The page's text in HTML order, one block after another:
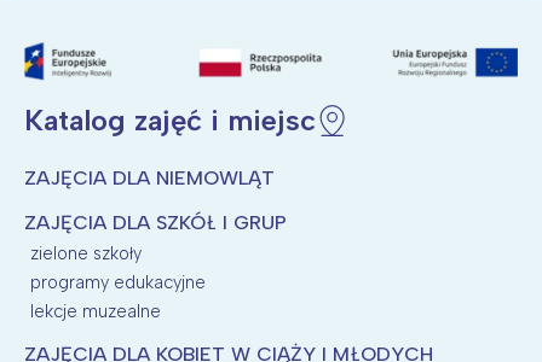
Katalog zajęć i miejsc
ZAJĘCIA DLA NIEMOWLĄT
ZAJĘCIA DLA SZKÓŁ I GRUP
zielone szkoły
programy edukacyjne
lekcje muzealne
ZAJĘCIA DLA KOBIET W CIĄŻY I MŁODYCH